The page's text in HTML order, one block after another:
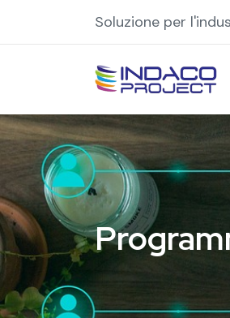
Soluzione per